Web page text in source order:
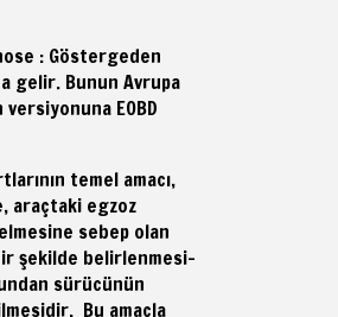
: Göstergeden
gelir. Bunun Avrupa
EOBD
temel amacı,
araçtaki egzoz
sebep olan
şekilde belirlenmesi-
sürücünün
Bu amaçla